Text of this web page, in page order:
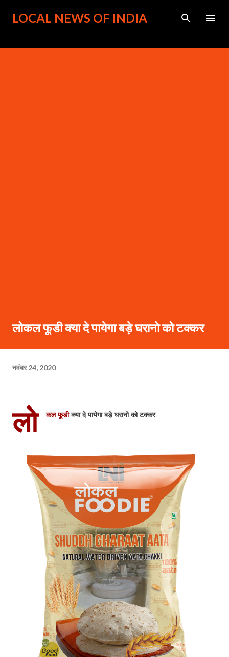
सीधे मुख्य सामग्री पर जाएं
LOCAL NEWS OF INDIA
लोकल फूडी क्या दे पायेगा बड़े घरानो को टक्कर
नवंबर 24, 2020
लो कल फूडीक्या दे पायेगा बड़े घरानो को टक्कर